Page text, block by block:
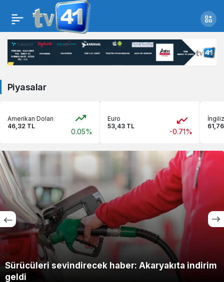
Piyasalar
Amerikan Doları
46,32 TL
0.05%
Euro
53,43 TL
-0.71%
Sürücüleri sevindirecek haber: Akaryakıta indirim
geldi